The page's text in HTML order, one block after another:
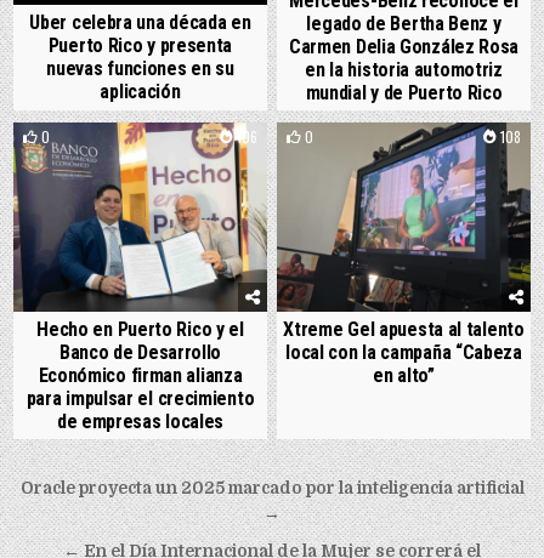
Uber celebra una década en
Puerto Rico y presenta
nuevas funciones en su
aplicación
legado de Bertha Benz y
Carmen Delia González Rosa
en la historia automotriz
mundial y de Puerto Rico
0 106
Hecho en Puerto Rico y el
Banco de Desarrollo
Económico firman alianza
para impulsar el crecimiento
de empresas locales
0 108
Xtreme Gel apuesta al talento
local con la campaña “Cabeza
en alto”
Post navigation
Oracle proyecta un 2025 marcado por la inteligencia artificial
→
← En el Día Internacional de la Mujer se correrá el